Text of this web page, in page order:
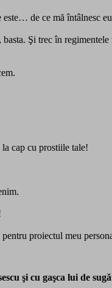
de ce mă întâlnesc
basta. Şi trec în
cap cu prostiile tale!
proiectul meu
şi cu gaşca lui de